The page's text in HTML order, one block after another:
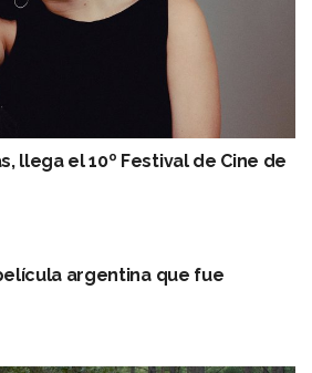
llega el 10º Festival de Cine de
argentina que fue